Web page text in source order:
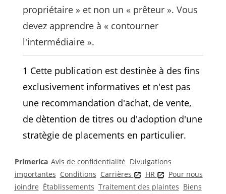
propriétaire » et non un « prêteur ». Vous
devez apprendre à « contourner
l'intermédiaire ».
1 Cette publication est destinèe à des fins
exclusivement informatives et n'est pas
une recommandation d'achat, de vente,
de dètention de titres ou d'adoption d'une
stratègie de placements en particulier.
Primerica Avis de confidentialité Divulgations
importantes Conditions Carrières HR
Pour nous
joindre Établissements Traitement des plaintes Biens